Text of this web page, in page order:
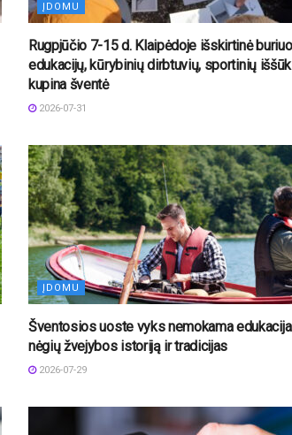
ĮDOMU
Rugpjūčio 7-15 d. Klaipėdoje išskirtinė
edukacijų, kūrybinių dirbtuvių, sportinių
kupina šventė
2026-07-31
ĮDOMU
Šventosios uoste vyks nemokama
nėgių žvejybos istoriją ir tradicijas
2026-07-29